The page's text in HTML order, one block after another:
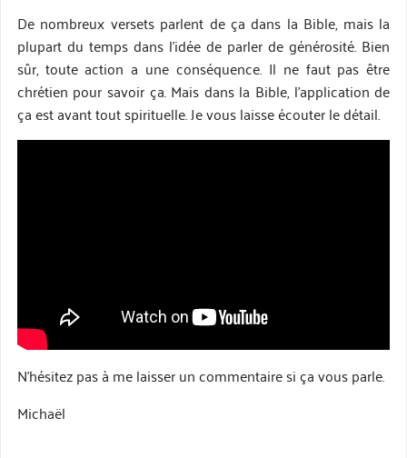
De nombreux versets parlent de ça dans la Bible, mais la
plupart du temps dans l’idée de parler de générosité. Bien
sûr, toute action a une conséquence. Il ne faut pas être
chrétien pour savoir ça. Mais dans la Bible, l’application de
ça est avant tout spirituelle. Je vous laisse écouter le détail.
N’hésitez pas à me laisser un commentaire si ça vous parle.
Michaël